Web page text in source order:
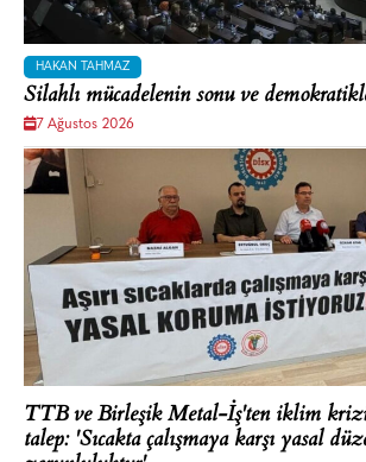
HAKAN TAHMAZ
Silahlı mücadelenin sonu ve
7 Ağustos 2026
TTB ve Birleşik Metal-İş'ten iklim
talep: 'Sıcakta çalışmaya karşı yasal